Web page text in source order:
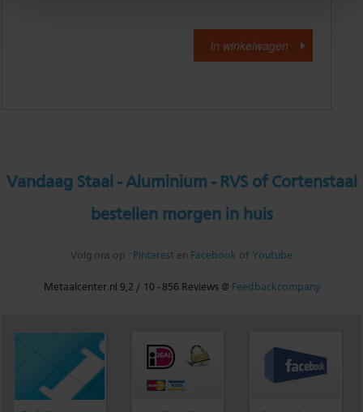
Vandaag Staal - Aluminium - RVS of Cortenstaal
bestellen morgen in huis
Volg ons op : Pinterest en Facebook of Youtube
Metaalcenter.nl 9,2 / 10 -856 Reviews @ Feedbackcompany